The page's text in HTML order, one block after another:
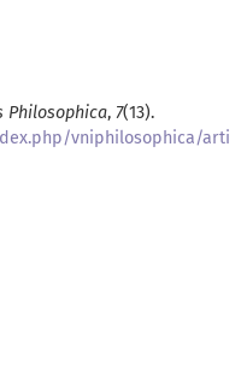
Philosophica, 7(13).
vniphilosophica/arti